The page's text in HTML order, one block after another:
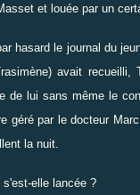
et louée par un
hasard le journal du
avait
de lui sans même le
géré par le docteur
la nuit.
s'est-elle lancée ?